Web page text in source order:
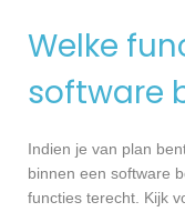
Welke
software
Indien je van plan
binnen een software
functies terecht. Kijk